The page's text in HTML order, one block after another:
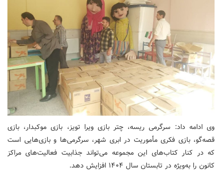
وی ادامه داد: سرگرمی ریسه، چتر بازی ویرا تویز، بازی موکبدار، بازی
قصه‌گو، بازی فکری مأموریت در ابری شهر، سرگرمی‌ها و بازی‌هایی است
که در کنار کتاب‌های این مجموعه می‌تواند جذابیت فعالیت‌های مراکز
کانون را به‌ویژه در تابستان سال ۱۴۰۴ افزایش دهد.